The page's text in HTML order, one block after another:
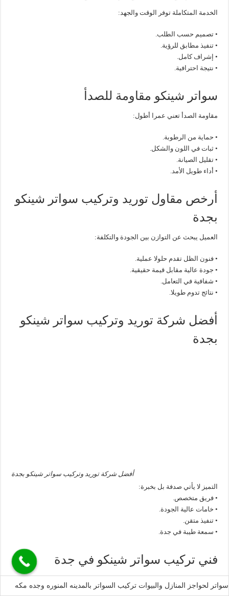
الخدمة المتكاملة توفر الوقت والجهد:
• تصميم حسب الطلب.
• تنفيذ مطابق للرؤية.
• إشراف كامل.
• نتيجة احترافية.
سواتر شينكو مقاومة للصدأ
مقاومة الصدأ تعني عمرا أطول:
• حماية من الرطوبة.
• ثبات في اللون والشكل.
• تقليل الصيانة.
• أداء طويل الأمد.
أرخص مقاول توريد وتركيب سواتر شينكو
بجدة
العميل يبحث عن التوازن بين الجودة والتكلفة:
• فنون الظل تقدم حلولا عملية.
• جودة عالية مقابل قيمة حقيقية.
• شفافية في التعامل.
• نتائج تدوم طويلا.
أفضل شركة توريد وتركيب سواتر شينكو
بجدة
أفضل شركة توريد وتركيب سواتر شينكو بجدة
التميز لا يأتي صدفة بل بخبرة:
• فريق متخصص.
• خامات عالية الجودة.
• تنفيذ متقن.
• سمعة طيبة في جدة.
فني تركيب سواتر شينكو في جدة
سواتر لحواجز المنازل والبيوات تركيب السواتر بالمدينه المنوره وجده مكه